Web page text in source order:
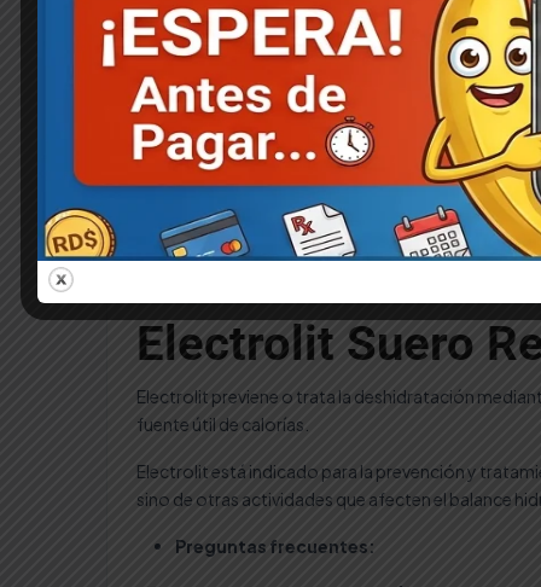
💳Formas de Pago:Transferencia bancaria
Pedir Directo por WhatsApp ⚡
Electrolit
Suero
Rehidratante
Sabor
Jamaica
625
ml
📢 COMPARTIR:
Electrolit Suero
Electrolit previene o trata la deshidratación
fuente útil de calorías.
Electrolit está indicado para la prevención y
sino de otras actividades que afecten el balance
Preguntas frecuentes: